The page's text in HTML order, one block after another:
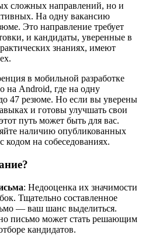
сложных направлений, но и
На одну вакансию
Это направление требует
и кандидаты, уверенные в
знаниях, имеют
в мобильной разработке
на Android, где на одну
47 резюме. Но если вы уверены
и готовы улучшать свои
путь может быть для вас.
наличию опубликованных
кодом на собеседованиях.
: Недооценка их значимости
Тщательно составленное
— ваш шанс выделиться.
письмо может стать решающим
кандидатов.